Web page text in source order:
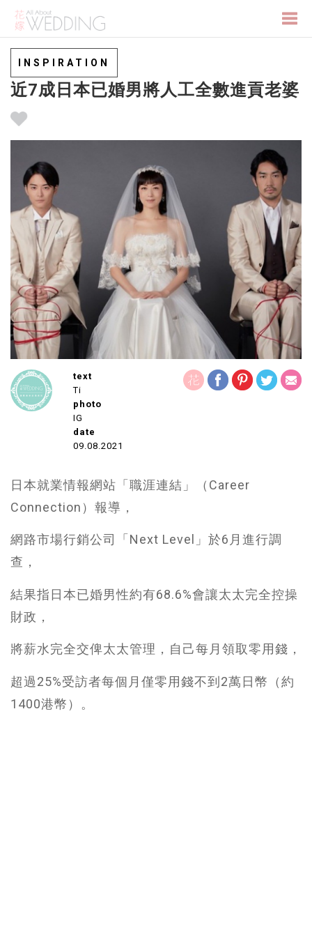
INSPIRATION
近7成日本已婚男將人工全數進貢老婆
text
Ti
photo
IG
date
09.08.2021
日本就業情報網站「職涯連結」（Career
Connection）報導，
網路市場行銷公司「Next Level」於6月進行調
查，
結果指日本已婚男性約有68.6%會讓太太完全控操
財政，
將薪水完全交俾太太管理，自己每月領取零用錢，
超過25%受訪者每個月僅零用錢不到2萬日幣（約
1400港幣）。